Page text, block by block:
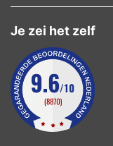
Je zei het zelf